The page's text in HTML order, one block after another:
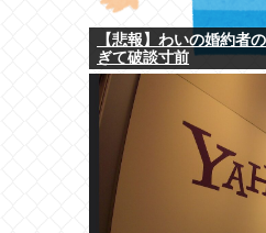
【悲報】わいの婚約者
ぎて破談寸前